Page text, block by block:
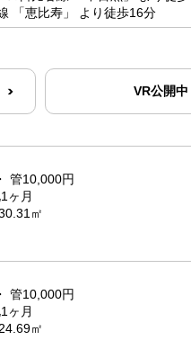
「恵比寿」 より徒歩16分
VR公開中
・ 管10,000円
ヶ月
㎡
・ 管10,000円
ヶ月
㎡